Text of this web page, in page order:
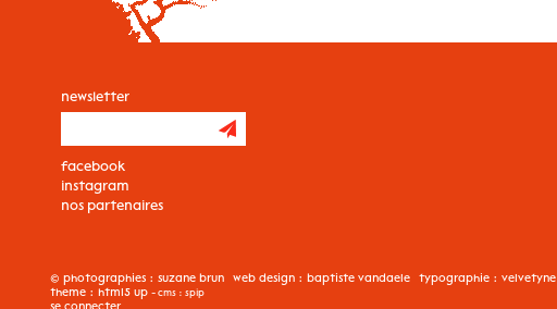
newsletter
facebook
instagram
nos partenaires
© photographies : suzane brun web design : baptiste vandaele typographie : velvetyne
theme : html5 up - cms : spip